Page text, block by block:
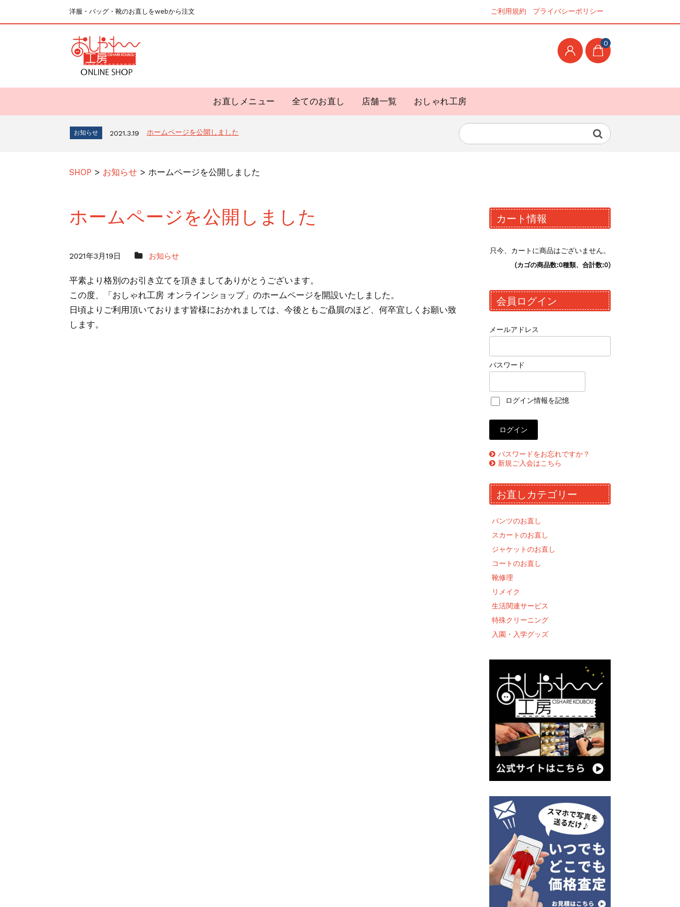
洋服・バッグ・靴のお直しをwebから注文
0
お直しメニュー 全てのお直し 店舗一覧 おしゃれ工房
ご利用規約 プライバシーポリシー
お知らせ 2021.3.19 ホームページを公開しました
SHOP > お知らせ > ホームページを公開しました
ホームページを公開しました
2021年3月19日 お知らせ
平素より格別のお引き立てを頂きましてありがとうございます。
この度、「おしゃれ工房 オンラインショップ」のホームページを開設いたしました。
日頃よりご利用頂いております皆様におかれましては、今後ともご贔屓のほど、何卒宜しくお願い致
します。
カート情報
只今、カートに商品はございません。
(カゴの商品数:0種類、合計数:0)
会員ログイン
メールアドレス
パスワード
ログイン情報を記憶
パスワードをお忘れですか？
新規ご入会はこちら
お直しカテゴリー
パンツのお直し
スカートのお直し
ジャケットのお直し
コートのお直し
靴修理
リメイク
生活関連サービス
特殊クリーニング
入園・入学グッズ